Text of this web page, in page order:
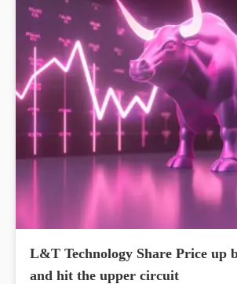
L&T Technology Share Price up
and hit the upper circuit